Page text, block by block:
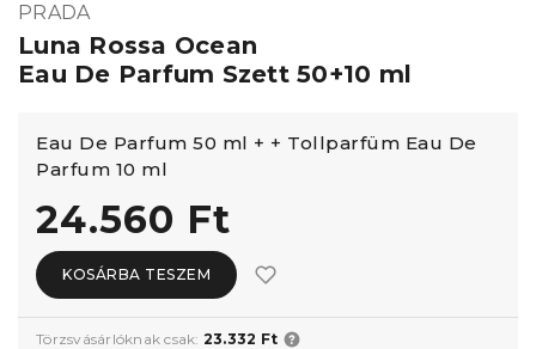
PRADA
Luna Rossa Ocean
Eau De Parfum Szett 50+10 ml
Eau De Parfum 50 ml + + Tollparfüm Eau De
Parfum 10 ml
24.560 Ft
KOSÁRBA TESZEM
Törzsvásárlóknak csak: 23.332 Ft